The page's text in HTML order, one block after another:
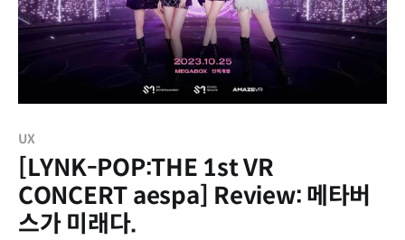
UX
[LYNK-POP:THE 1st VR
CONCERT aespa] Review: 메타버
스가 미래다.